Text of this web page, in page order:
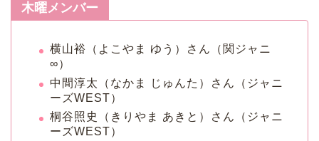
木曜メンバー
横山裕（よこやま ゆう）さん（関ジャニ
∞）
中間淳太（なかま じゅんた）さん（ジャニ
ーズWEST）
桐谷照史（きりやま あきと）さん（ジャニ
ーズWEST）